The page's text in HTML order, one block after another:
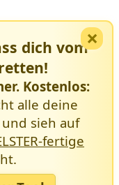
dich vom
Kostenlos:
alle deine
sieh auf
fertige
×